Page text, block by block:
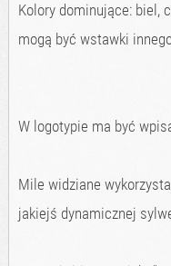
Kolory dominujące: biel,
mogą być wstawki
W logotypie ma być
Mile widziane
jakiejś dynamicznej